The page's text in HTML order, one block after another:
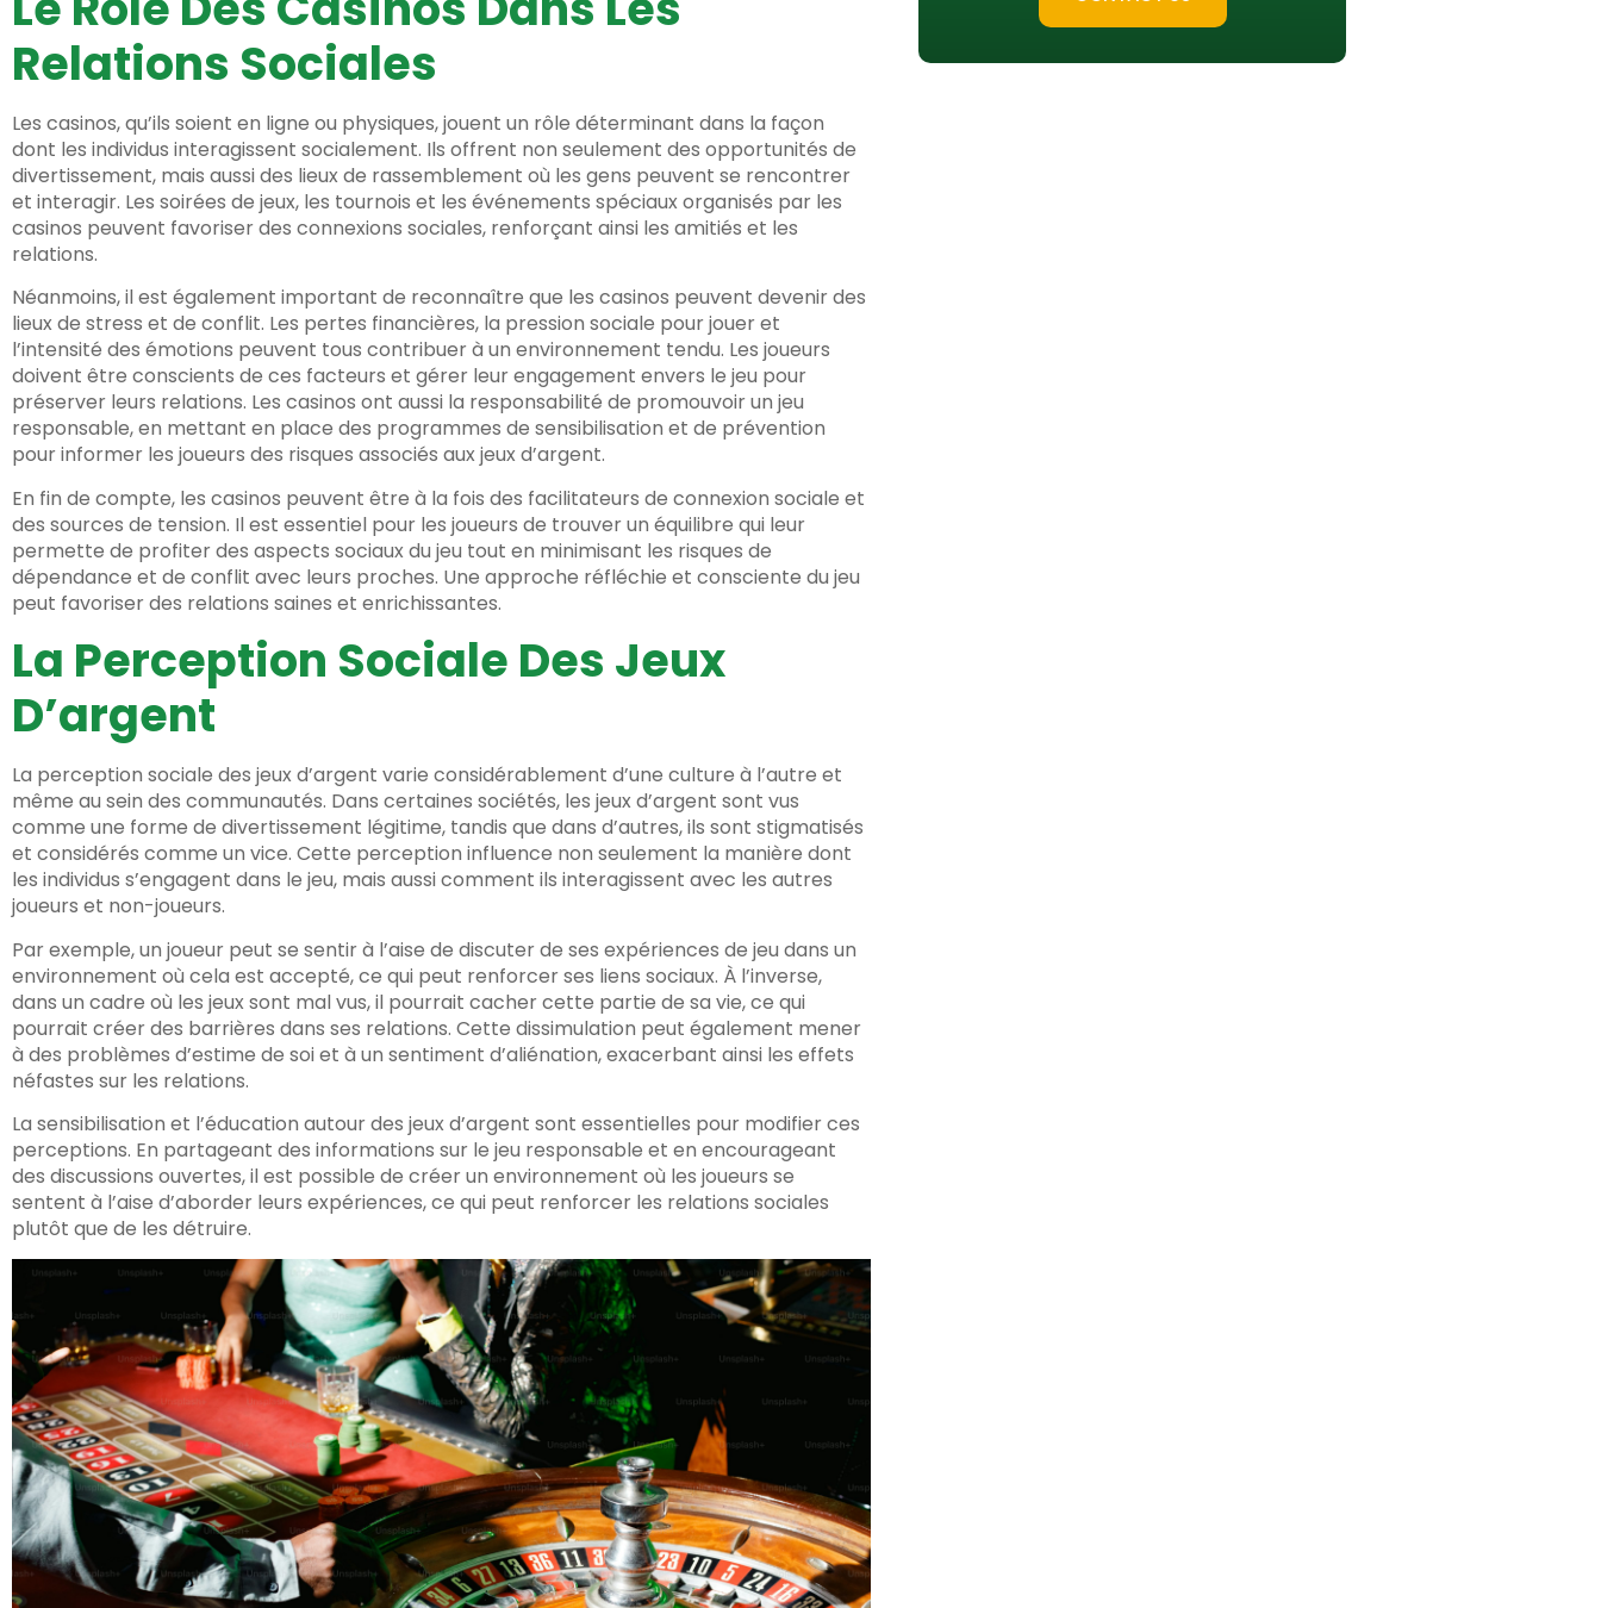
Relations Sociales
Les casinos, qu’ils soient en ligne ou physiques, jouent un rôle déterminant dans la façon
dont les individus interagissent socialement. Ils offrent non seulement des opportunités de
divertissement, mais aussi des lieux de rassemblement où les gens peuvent se rencontrer
et interagir. Les soirées de jeux, les tournois et les événements spéciaux organisés par les
casinos peuvent favoriser des connexions sociales, renforçant ainsi les amitiés et les
relations.
Néanmoins, il est également important de reconnaître que les casinos peuvent devenir des
lieux de stress et de conflit. Les pertes financières, la pression sociale pour jouer et
l’intensité des émotions peuvent tous contribuer à un environnement tendu. Les joueurs
doivent être conscients de ces facteurs et gérer leur engagement envers le jeu pour
préserver leurs relations. Les casinos ont aussi la responsabilité de promouvoir un jeu
responsable, en mettant en place des programmes de sensibilisation et de prévention
pour informer les joueurs des risques associés aux jeux d’argent.
En fin de compte, les casinos peuvent être à la fois des facilitateurs de connexion sociale et
des sources de tension. Il est essentiel pour les joueurs de trouver un équilibre qui leur
permette de profiter des aspects sociaux du jeu tout en minimisant les risques de
dépendance et de conflit avec leurs proches. Une approche réfléchie et consciente du jeu
peut favoriser des relations saines et enrichissantes.
La Perception Sociale Des Jeux
D’argent
La perception sociale des jeux d’argent varie considérablement d’une culture à l’autre et
même au sein des communautés. Dans certaines sociétés, les jeux d’argent sont vus
comme une forme de divertissement légitime, tandis que dans d’autres, ils sont stigmatisés
et considérés comme un vice. Cette perception influence non seulement la manière dont
les individus s’engagent dans le jeu, mais aussi comment ils interagissent avec les autres
joueurs et non-joueurs.
Par exemple, un joueur peut se sentir à l’aise de discuter de ses expériences de jeu dans un
environnement où cela est accepté, ce qui peut renforcer ses liens sociaux. À l’inverse,
dans un cadre où les jeux sont mal vus, il pourrait cacher cette partie de sa vie, ce qui
pourrait créer des barrières dans ses relations. Cette dissimulation peut également mener
à des problèmes d’estime de soi et à un sentiment d’aliénation, exacerbant ainsi les effets
néfastes sur les relations.
La sensibilisation et l’éducation autour des jeux d’argent sont essentielles pour modifier ces
perceptions. En partageant des informations sur le jeu responsable et en encourageant
des discussions ouvertes, il est possible de créer un environnement où les joueurs se
sentent à l’aise d’aborder leurs expériences, ce qui peut renforcer les relations sociales
plutôt que de les détruire.